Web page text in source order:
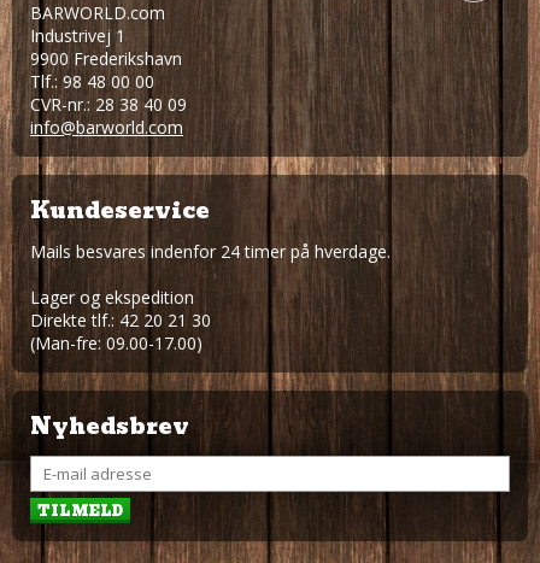
BARWORLD.com
Industrivej 1
9900 Frederikshavn
Tlf.: 98 48 00 00
CVR-nr.: 28 38 40 09
info@barworld.com
Kundeservice
Mails besvares indenfor 24 timer på hverdage.
Lager og ekspedition
Direkte tlf.: 42 20 21 30
(Man-fre: 09.00-17.00)
Nyhedsbrev